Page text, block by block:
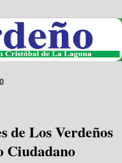
de Los Verdeños
Ciudadano